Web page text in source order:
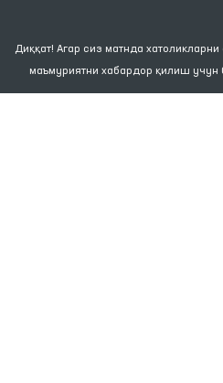
Диққат! Агар сиз матнда
маъмуриятни хабардор қилиш учун